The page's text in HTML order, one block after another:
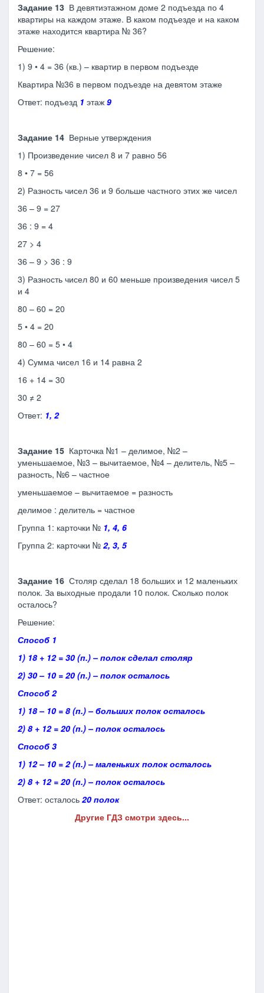
Задание 13 В девятиэтажном доме 2 подъезда по 4
квартиры на каждом этаже. В каком подъезде и на каком
этаже находится квартира № 36?
Решение:
1) 9 • 4 = 36 (кв.) – квартир в первом подъезде
Квартира №36 в первом подъезде на девятом этаже
Ответ: подъезд 1 этаж 9
Задание 14 Верные утверждения
1) Произведение чисел 8 и 7 равно 56
8 • 7 = 56
2) Разность чисел 36 и 9 больше частного этих же чисел
36 – 9 = 27
36 : 9 = 4
27 > 4
36 – 9 > 36 : 9
3) Разность чисел 80 и 60 меньше произведения чи­сел 5
и 4
80 – 60 = 20
5 • 4 = 20
80 – 60 = 5 • 4
4) Сумма чисел 16 и 14 равна 2
16 + 14 = 30
30 ≠ 2
Ответ: 1, 2
Задание 15 Карточка №1 – делимое, №2 –
уменьшаемое, №3 – вычитаемое, №4 – делитель, №5 –
разность, №6 – частное
уменьшаемое – вычитаемое = разность
делимое : делитель = частное
Группа 1: карточки № 1, 4, 6
Группа 2: карточки № 2, 3, 5
Задание 16 Столяр сделал 18 больших и 12 маленьких
полок. За выходные продали 10 полок. Сколько полок
осталось?
Решение:
Способ 1
1) 18 + 12 = 30 (п.) – полок сделал столяр
2) 30 – 10 = 20 (п.) – полок осталось
Способ 2
1) 18 – 10 = 8 (п.) – больших полок осталось
2) 8 + 12 = 20 (п.) – полок осталось
Способ 3
1) 12 – 10 = 2 (п.) – маленьких полок осталось
2) 8 + 12 = 20 (п.) – полок осталось
Ответ: осталось 20 полок
Другие ГДЗ смотри здесь...